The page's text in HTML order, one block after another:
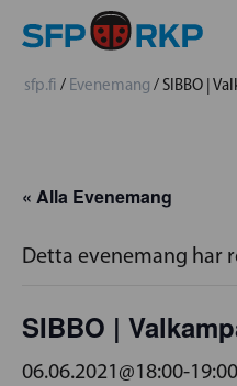
sfp.fi / Evenemang / SIBBO |
« Alla Evenemang
Detta evenemang har
SIBBO |
06.06.2021@18:00-19:00